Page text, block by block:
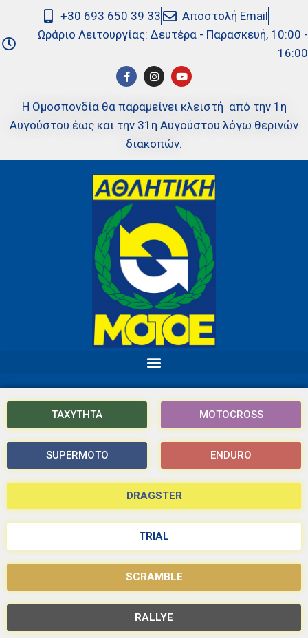
+30 693 650 39 33
Αποστολή Email
Ωράριο Λειτουργίας: Δευτέρα - Παρασκευή, 10:00 -
16:00
Η Ομοσπονδία θα παραμείνει κλειστή από την 1η
Αυγούστου έως και την 31η Αυγούστου λόγω θερινών
διακοπών.
ΤΑΧΥΤΗΤΑ MOTOCROSS
SUPERMOTO ENDURO
DRAGSTER
TRIAL
SCRAMBLE
RALLYE